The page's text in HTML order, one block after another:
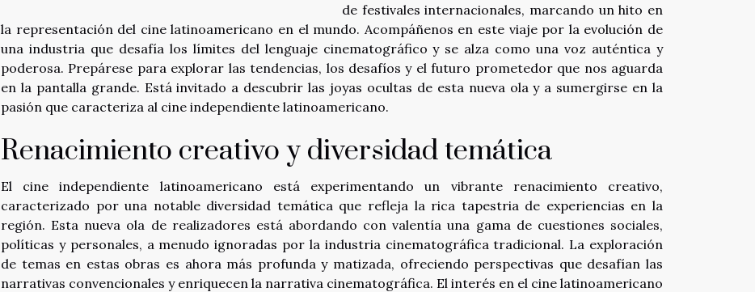
de festivales internacionales, marcando un hito en
la representación del cine latinoamericano en el mundo. Acompáñenos en este viaje por la evolución de
una industria que desafía los límites del lenguaje cinematográfico y se alza como una voz auténtica y
poderosa. Prepárese para explorar las tendencias, los desafíos y el futuro prometedor que nos aguarda
en la pantalla grande. Está invitado a descubrir las joyas ocultas de esta nueva ola y a sumergirse en la
pasión que caracteriza al cine independiente latinoamericano.
Renacimiento creativo y diversidad temática
El cine independiente latinoamericano está experimentando un vibrante renacimiento creativo,
caracterizado por una notable diversidad temática que refleja la rica tapestria de experiencias en la
región. Esta nueva ola de realizadores está abordando con valentía una gama de cuestiones sociales,
políticas y personales, a menudo ignoradas por la industria cinematográfica tradicional. La exploración
de temas en estas obras es ahora más profunda y matizada, ofreciendo perspectivas que desafían las
narrativas convencionales y enriquecen la narrativa cinematográfica. El interés en el cine latinoamericano